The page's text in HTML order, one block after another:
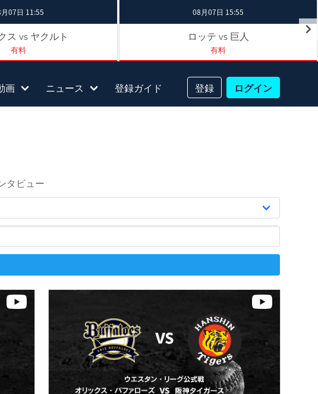
07日 11:55
ス vs ヤクルト
有料
08月07日 15:55
ロッテ vs 巨人
有料
画 ニュース 登録ガイド 登録 ログイン
タビュー